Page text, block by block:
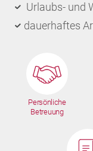
Urlaubs- und
dauerhaftes
Persönliche
Betreuung